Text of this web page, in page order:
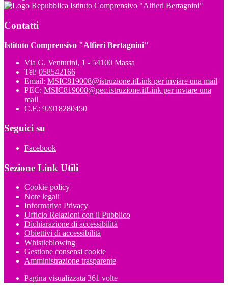
Istituto Comprensivo "Alfieri Bertagnini"
Contatti
Istituto Comprensivo "Alfieri Bertagnini"
Via G. Venturini, 1 - 54100 Massa
Tel: 058542166
Email: MSIC819008@istruzione.itLink per inviare una mail
PEC: MSIC819008@pec.istruzione.itLink per inviare una
mail
C.F.: 92018280450
Seguici su
Facebook
Sezione Link Utili
Cookie policy
Note legali
Informativa Privacy
Ufficio Relazioni con il Pubblico
Dichiarazione di accessibilità
Obiettivi di accessibilità
Whistleblowing
Gestione consensi cookie
Amministrazione trasparente
Pagina visualizzata 361 volte